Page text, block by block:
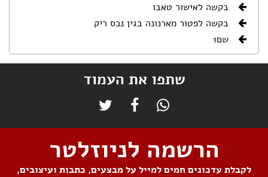
בקשה לאישור טאבו
בקשה לפטור מארנונה בגין נכס ריק
שם1
שתפו את העמוד
הרשמה לניוזלטר
לקבלת עדכונים חמים למייל על מבצעים, כתבות ועיצובים,